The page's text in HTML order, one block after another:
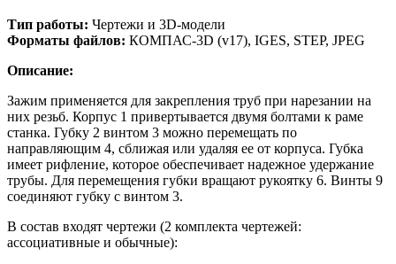
Тип работы: Чертежи и 3D-модели
Форматы файлов: КОМПАС-3D (v17), IGES, STEP, JPEG
Описание:
Зажим применяется для закрепления труб при нарезании на
них резьб. Корпус 1 привертывается двумя болтами к раме
станка. Губку 2 винтом 3 можно перемещать по
направляющим 4, сближая или удаляя ее от корпуса. Губка
имеет рифление, которое обеспечивает надежное удержание
трубы. Для перемещения губки вращают рукоятку 6. Винты 9
соединяют губку с винтом 3.
В состав входят чертежи (2 комплекта чертежей:
ассоциативные и обычные):